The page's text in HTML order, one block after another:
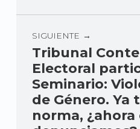
SIGUIENTE
Tribunal
Electoral
Seminario:
de Género. Ya
norma, ¿ahora